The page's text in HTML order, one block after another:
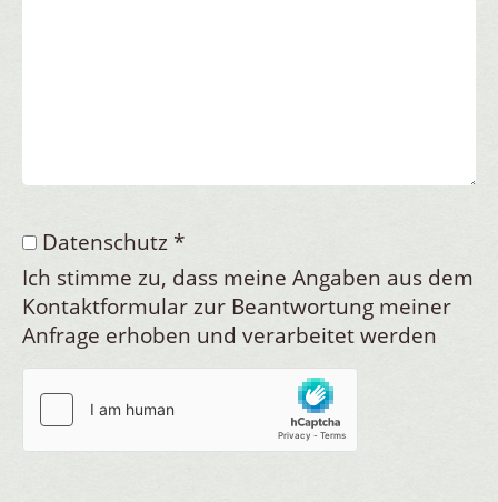
Datenschutz *
Ich stimme zu, dass meine Angaben aus dem
Kontaktformular zur Beantwortung meiner
Anfrage erhoben und verarbeitet werden